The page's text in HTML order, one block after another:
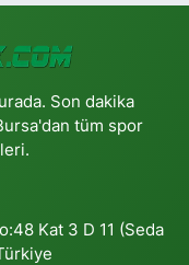
Son dakika
tüm spor
Kat 3 D 11 (Seda